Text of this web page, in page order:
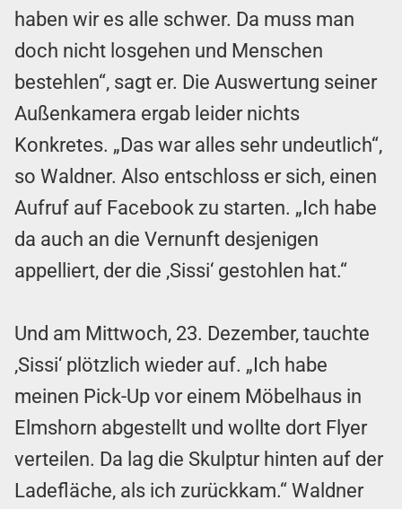
haben wir es alle schwer. Da muss man
doch nicht losgehen und Menschen
bestehlen“, sagt er. Die Auswertung seiner
Außenkamera ergab leider nichts
Konkretes. „Das war alles sehr undeutlich“,
so Waldner. Also entschloss er sich, einen
Aufruf auf Facebook zu starten. „Ich habe
da auch an die Vernunft desjenigen
appelliert, der die ‚Sissi‘ gestohlen hat.“
Und am Mittwoch, 23. Dezember, tauchte
‚Sissi‘ plötzlich wieder auf. „Ich habe
meinen Pick-Up vor einem Möbelhaus in
Elmshorn abgestellt und wollte dort Flyer
verteilen. Da lag die Skulptur hinten auf der
Ladefläche, als ich zurückkam.“ Waldner